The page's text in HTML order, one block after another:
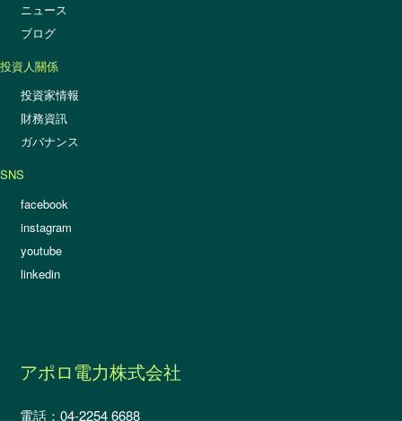
アポロ電力株式会社
電話：04-2254 6688
ニュース
ブログ
投資人關係
投資家情報
財務資訊
ガバナンス
SNS
facebook
instagram
youtube
linkedin